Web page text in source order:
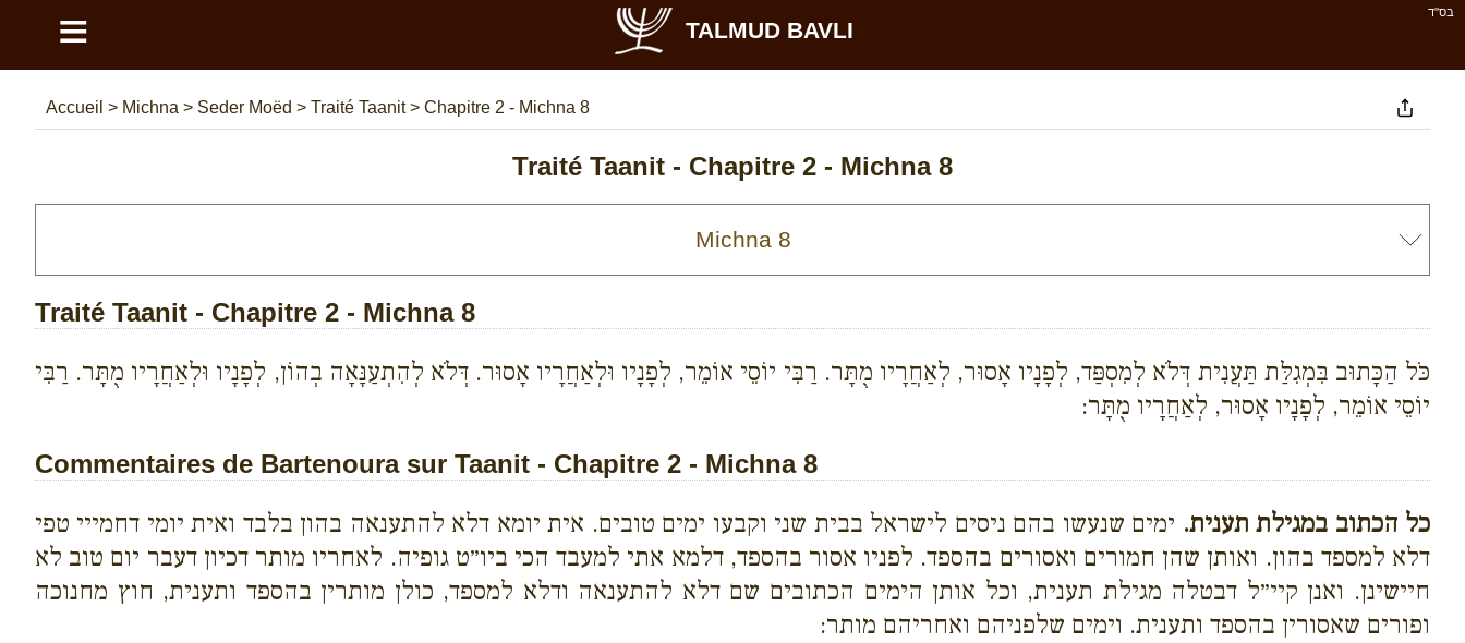
בס''ד ≡ TALMUD BAVLI
Accueil > Michna > Seder Moëd > Traité Taanit> Chapitre 2 - Michna 8
Traité Taanit - Chapitre 2 - Michna 8
Traité Taanit - Chapitre 2 - Michna 8
כֹּל הַכָּתוּב בִּמְגִלַּת תַּעֲנִית דְּלֹא לְמִסְפַּד, לְפָנָיו אָסוּר, לְאַחֲרָיו מֻתָּר. רַבִּי יוֹסֵי אוֹמֵר, לְפָנָיו וּלְאַחֲרָיו אָסוּר. דְּלֹא לְהִתְעַנָּאָה בְהוֹן, לְפָנָיו וּלְאַחֲרָיו מֻתָּר. רַבִּי
יוֹסֵי אוֹמֵר, לְפָנָיו אָסוּר, לְאַחֲרָיו מֻתָּר:
Commentaires de Bartenoura sur Taanit - Chapitre 2 - Michna 8
כל הכתוב במגילת תענית. ימים שנעשו בהם ניסים לישראל בבית שני וקבעו ימים טובים. אית יומא דלא להתענאה בהון בלבד ואית יומי דחמייי טפי
דלא למספד בהון. ואותן שהן חמורים ואסורים בהספד. לפניו אסור בהספד, דלמא אתי למעבד הכי ביו״ט גופיה. לאחריו מותר דכיון דעבר יום טוב לא
חיישינן. ואנן קיי״ל דבטלה מגילת תענית, וכל אותן הימים הכתובים שם דלא להתענאה ודלא למספד, כולן מותרין בהספד ותענית, חוץ מחנוכה
ופורים שאסורין בהספד ותענית. וימים שלפניהם ואחריהם מותר: